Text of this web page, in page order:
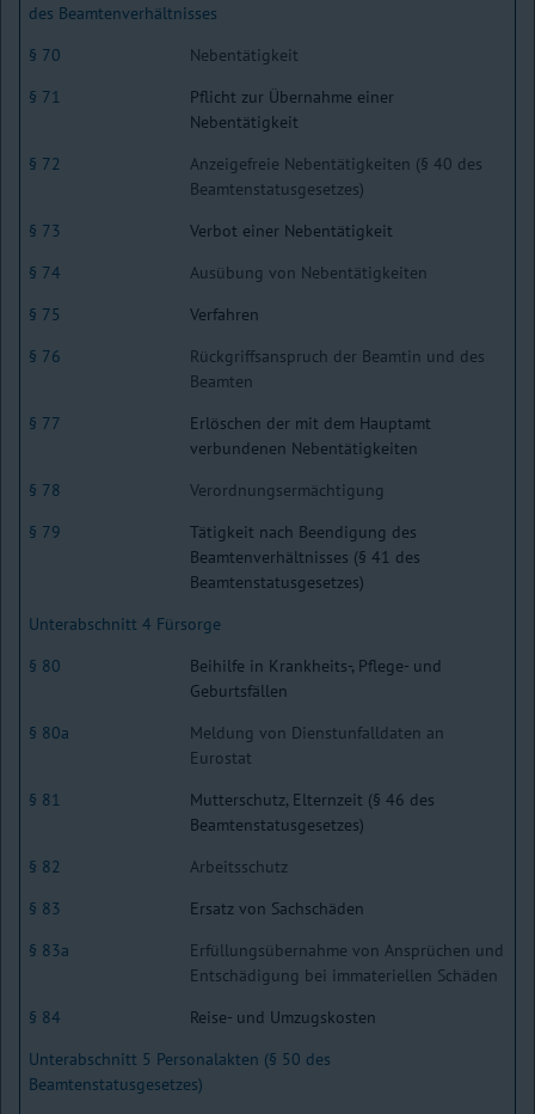
des Beamtenverhältnisses
§ 70
Nebentätigkeit
§ 71
Pflicht zur Übernahme einer
Nebentätigkeit
§ 72
Anzeigefreie Nebentätigkeiten (§ 40 des
Beamtenstatusgesetzes)
§ 73
Verbot einer Nebentätigkeit
§ 74
Ausübung von Nebentätigkeiten
§ 75
Verfahren
§ 76
Rückgriffsanspruch der Beamtin und des
Beamten
§ 77
Erlöschen der mit dem Hauptamt
verbundenen Nebentätigkeiten
§ 78
Verordnungsermächtigung
§ 79
Tätigkeit nach Beendigung des
Beamtenverhältnisses (§ 41 des
Beamtenstatusgesetzes)
Unterabschnitt 4 Fürsorge
§ 80
Beihilfe in Krankheits-, Pflege- und
Geburtsfällen
§ 80a
Meldung von Dienstunfalldaten an
Eurostat
§ 81
Mutterschutz, Elternzeit (§ 46 des
Beamtenstatusgesetzes)
§ 82
Arbeitsschutz
§ 83
Ersatz von Sachschäden
§ 83a
Erfüllungsübernahme von Ansprüchen und
Entschädigung bei immateriellen Schäden
§ 84
Reise- und Umzugskosten
Unterabschnitt 5 Personalakten (§ 50 des
Beamtenstatusgesetzes)